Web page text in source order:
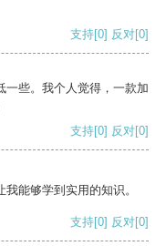
支持[0] 反对[0]
一些。我个人觉得，一款加
支持[0] 反对[0]
能够学到实用的知识。
支持[0] 反对[0]